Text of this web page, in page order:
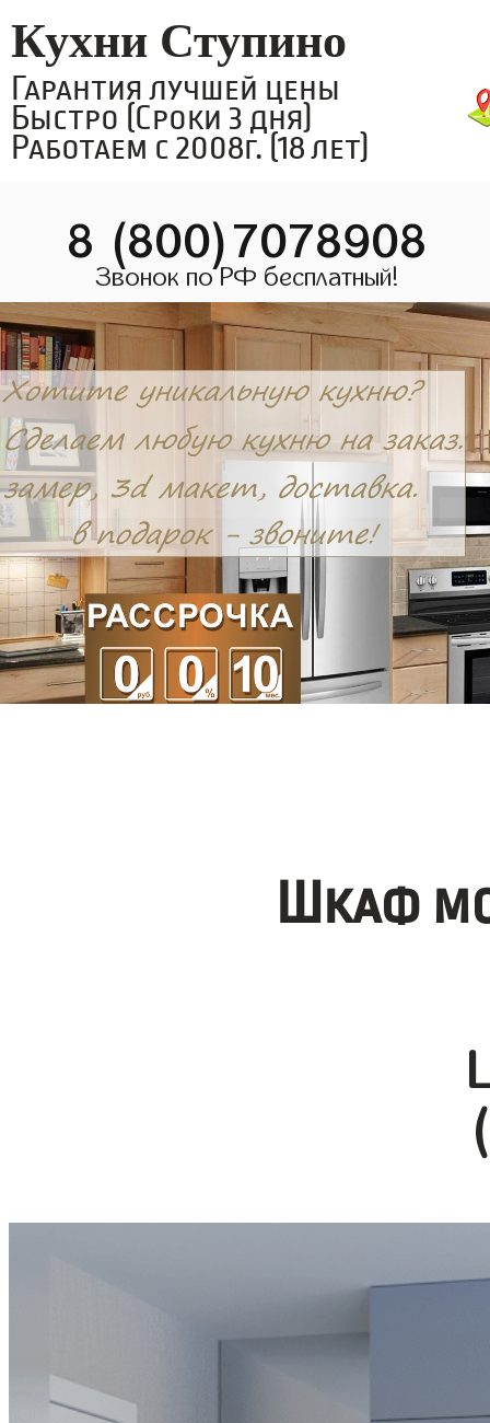
Кухни Ступино
Гарантия лучшей цены
Быстро (Сроки 3 дня)
Работаем с 2008г. (18 лет)
8 (800)7078908
Звонок по РФ бесплатный!
Шкаф